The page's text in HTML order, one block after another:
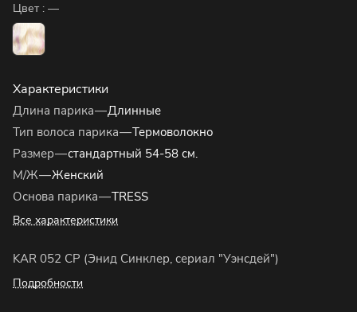
Цвет : —
Характеристики
Длина парика—Длинные
Тип волоса парика—Термоволокно
Размер—стандартный 54-58 см.
М/Ж—Женский
Основа парика—TRESS
Все характеристики
KAR 052 CP (Энид Синклер, сериал "Уэнсдей")
Подробности